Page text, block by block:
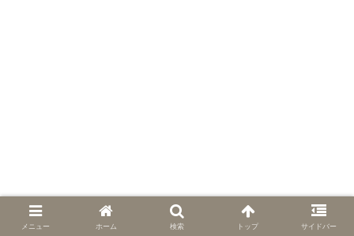
メニュー ホーム 検索 トップ サイドバー